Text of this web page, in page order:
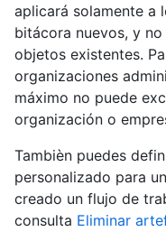
aplicará solamente a
bitácora nuevos, y
objetos existentes.
organizaciones
máximo no puede
organización o
Tambièn puedes
personalizado para
creado un flujo de
consulta Eliminar